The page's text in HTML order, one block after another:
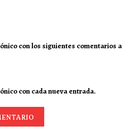
con los siguientes comentarios a
con cada nueva entrada.